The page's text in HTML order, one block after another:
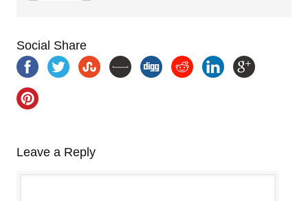
Social Share
Leave a Reply